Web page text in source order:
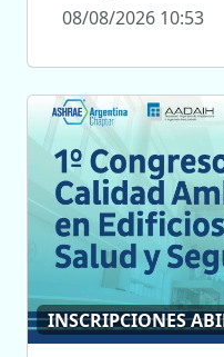
08/08/2026 10:53
INSCRIPCIONES